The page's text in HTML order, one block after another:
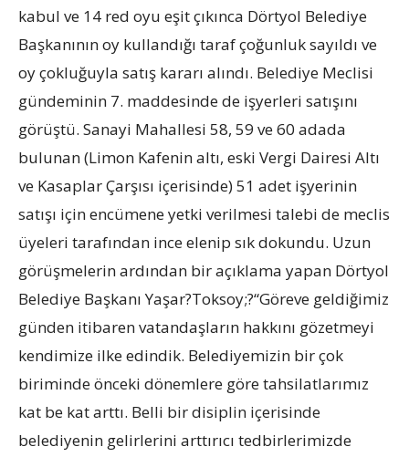
kabul ve 14 red oyu eşit çıkınca Dörtyol Belediye
Başkanının oy kullandığı taraf çoğunluk sayıldı ve
oy çokluğuyla satış kararı alındı. Belediye Meclisi
gündeminin 7. maddesinde de işyerleri satışını
görüştü. Sanayi Mahallesi 58, 59 ve 60 adada
bulunan (Limon Kafenin altı, eski Vergi Dairesi Altı
ve Kasaplar Çarşısı içerisinde) 51 adet işyerinin
satışı için encümene yetki verilmesi talebi de meclis
üyeleri tarafından ince elenip sık dokundu. Uzun
görüşmelerin ardından bir açıklama yapan Dörtyol
Belediye Başkanı Yaşar?Toksoy;?“Göreve geldiğimiz
günden itibaren vatandaşların hakkını gözetmeyi
kendimize ilke edindik. Belediyemizin bir çok
biriminde önceki dönemlere göre tahsilatlarımız
kat be kat arttı. Belli bir disiplin içerisinde
belediyenin gelirlerini arttırıcı tedbirlerimizde